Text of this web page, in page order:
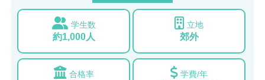
学生数
約1,000人
立地
郊外
合格率 学費/年